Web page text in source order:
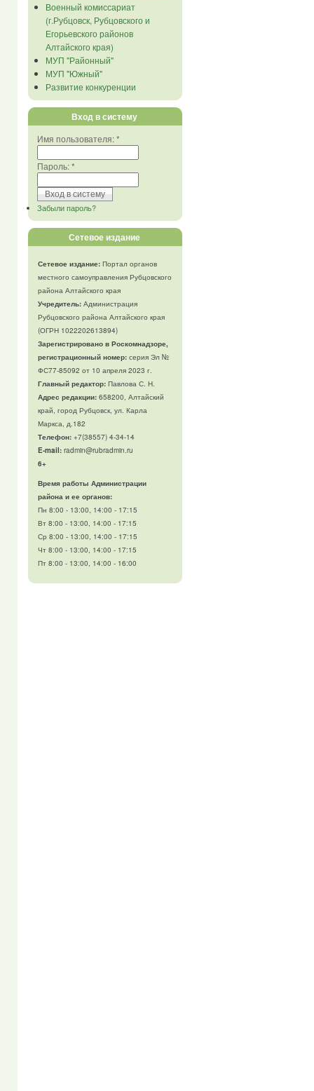
Военный комиссариат
(г.Рубцовск, Рубцовского и
Егорьевского районов
Алтайского края)
МУП "Районный"
МУП "Южный"
Развитие конкуренции
Вход в систему
Имя пользователя:*
Пароль:*
Забыли пароль?
Сетевое издание
Сетевое издание:Портал органов
местного самоуправления Рубцовского
района Алтайского края
Учредитель:Администрация
Рубцовского района Алтайского края
(ОГРН 1022202613894)
Зарегистрировано в Роскомнадзоре,
регистрационный номер:серия Эл №
ФС77-85092 от 10 апреля 2023 г.
Главный редактор:Павлова С. Н.
Адрес редакции:658200, Алтайский
край, город Рубцовск, ул. Карла
Маркса, д.182
Телефон:+7(38557) 4-34-14
E-mail:radmin@rubradmin.ru
6+
Время работы Администрации
района и ее органов:
Пн 8:00 - 13:00, 14:00 - 17:15
Вт 8:00 - 13:00, 14:00 - 17:15
Ср 8:00 - 13:00, 14:00 - 17:15
Чт 8:00 - 13:00, 14:00 - 17:15
Пт 8:00 - 13:00, 14:00 - 16:00